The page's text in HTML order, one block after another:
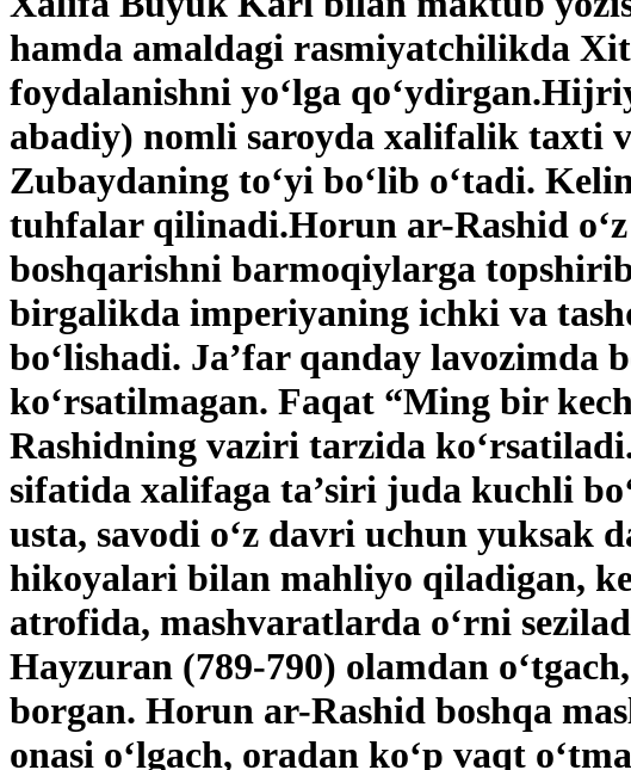
hamda amaldagi rasmiyatchilikda
foydalanishni yo‘lga
abadiy) nomli saroyda xalifalik taxti
Zubaydaning to‘yi bo‘lib o‘tadi.
tuhfalar qilinadi.Horun ar-Rashid
boshqarishni barmoqiylarga
birgalikda imperiyaning ichki va
bo‘lishadi. Ja’far qanday lavozimda
ko‘rsatilmagan. Faqat “Ming bir
Rashidning vaziri tarzida
sifatida xalifaga ta’siri juda kuchli
usta, savodi o‘z davri uchun yuksak
hikoyalari bilan mahliyo qiladigan,
atrofida, mashvaratlarda o‘rni
Hayzuran (789-790) olamdan
borgan. Horun ar-Rashid boshqa
onasi o‘lgach, oradan ko‘p vaqt